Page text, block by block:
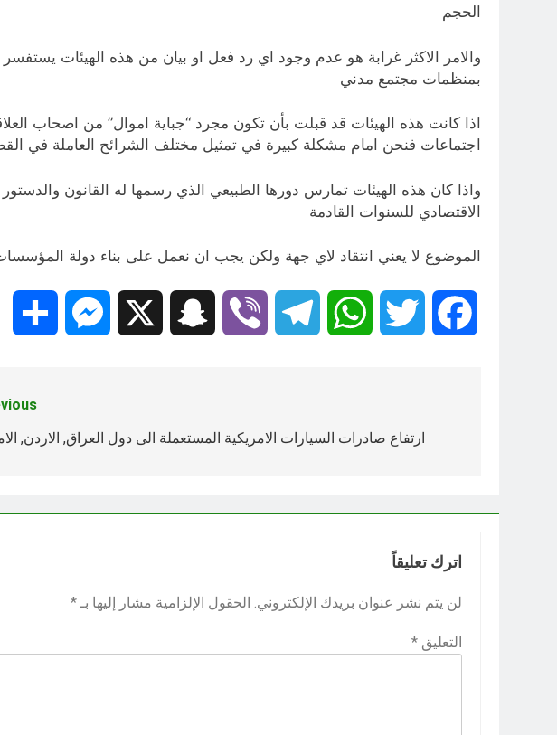
الحجم
والامر الاكثر غرابة هو عدم وجود اي رد فعل او بيان من هذه الهيئات
بمنظمات مجتمع مدني
اذا كانت هذه الهيئات قد قبلت بأن تكون مجرد “جباية اموال” من اصحاب
اجتماعات فنحن امام مشكلة كبيرة في تمثيل مختلف الشرائح العاملة في
واذا كان هذه الهيئات تمارس دورها الطبيعي الذي رسمها له القانون
الاقتصادي للسنوات القادمة
الموضوع لا يعني انتقاد لاي جهة ولكن يجب ان نعمل على بناء دولة
Facebook
Twitter
WhatsApp
Telegram
Viber
Snapchat
Messenger
المقالات
ارتفاع صادرات السيارات الامريكية المستعملة الى دول العراق, الاردن,
اترك تعليقاً
لن يتم نشر عنوان بريدك الإلكتروني. الحقول الإلزامية مشار إليها بـ *
التعليق *